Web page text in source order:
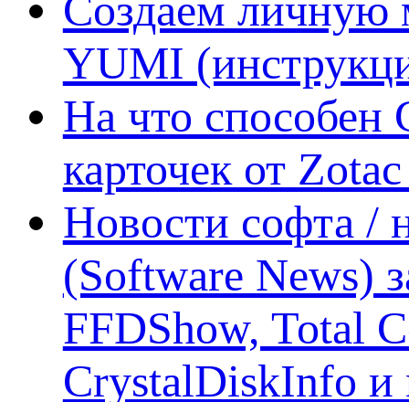
YUMI
На что способен
карточек от
Новости софта /
(Software News)
FFDShow, Total
CrystalDiskInfo и